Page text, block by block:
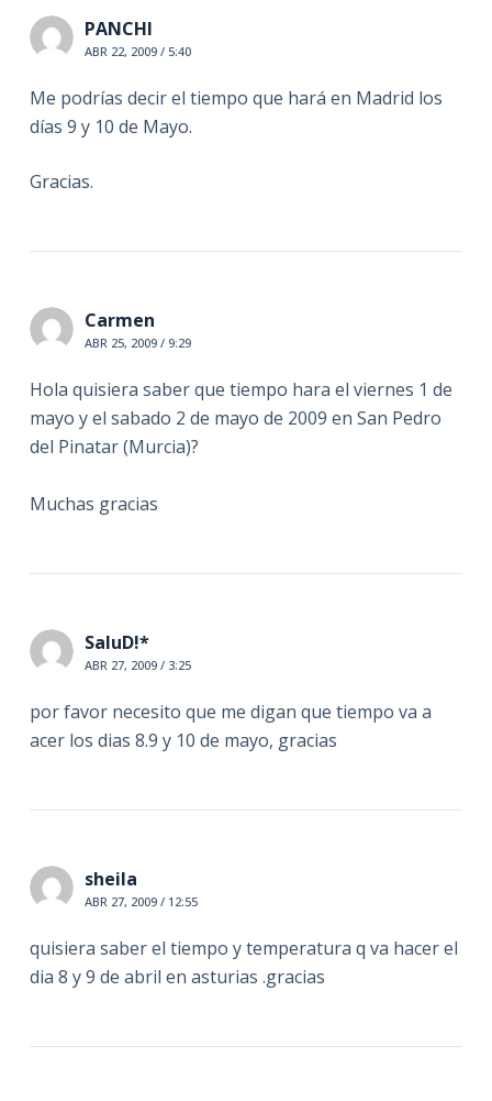
PANCHI
ABR 22, 2009 / 5:40
Me podrías decir el tiempo que hará en Madrid los
días 9 y 10 de Mayo.
Gracias.
Carmen
ABR 25, 2009 / 9:29
Hola quisiera saber que tiempo hara el viernes 1 de
mayo y el sabado 2 de mayo de 2009 en San Pedro
del Pinatar (Murcia)?
Muchas gracias
SaluD!*
ABR 27, 2009 / 3:25
por favor necesito que me digan que tiempo va a
acer los dias 8.9 y 10 de mayo, gracias
sheila
ABR 27, 2009 / 12:55
quisiera saber el tiempo y temperatura q va hacer el
dia 8 y 9 de abril en asturias .gracias